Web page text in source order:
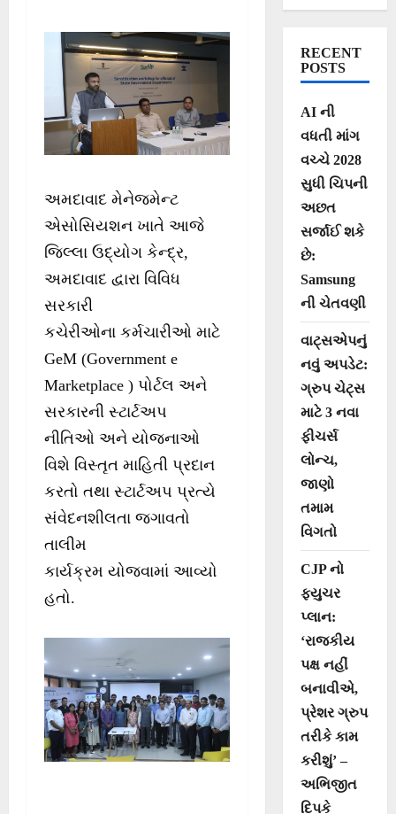
કર્મચારીઓ માટે
GeM
(Government e
Marketplace )અને
નીતિ-નિયમો અંગે
તાલીમ કાર્યક્રમ
અમદાવાદ મેનેજમેન્ટ
એસોસિયશન ખાતે આજે
જિલ્લા ઉદ્યોગ કેન્દ્ર,
અમદાવાદ દ્વારા વિવિધ
સરકારી
કચેરીઓના કર્મચારીઓ માટે
GeM (Government e
Marketplace ) પોર્ટલ અને
સરકારની સ્ટાર્ટઅપ
નીતિઓ અને યોજનાઓ
વિશે વિસ્તૃત માહિતી પ્રદાન
કરતો તથા સ્ટાર્ટઅપ પ્રત્યે
સંવેદનશીલતા જગાવતો
તાલીમ
કાર્યક્રમ યોજવામાં આવ્યો
હતો.
RECENT
POSTS
AI ની
વધતી માંગ
વચ્ચે 2028
સુધી ચિપની
અછત
સર્જાઈ શકે
છે:
Samsung
ની ચેતવણી
વાટ્સએપનું
નવું અપડેટ:
ગ્રુપ ચેટ્સ
માટે 3 નવા
ફીચર્સ
લોન્ચ,
જાણો
તમામ
વિગતો
CJP નો
ફ્યુચર
પ્લાન:
‘રાજકીય
પક્ષ નહીં
બનાવીએ,
પ્રેશર ગ્રુપ
તરીકે કામ
કરીશું’ –
અભિજીત
દિપકે